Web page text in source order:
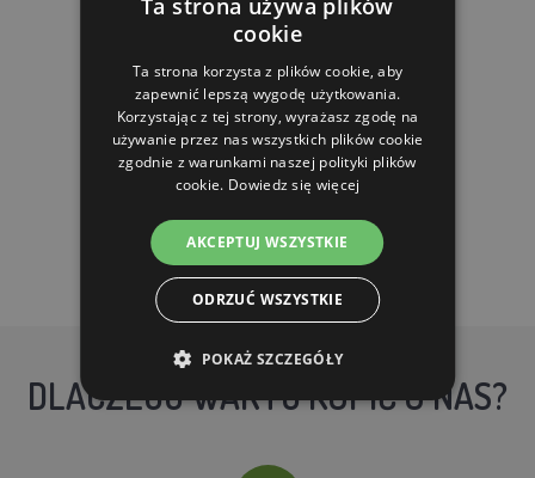
1,240.95 zl
653.13 zl
W MAGAZYNIE
DO KOSZYKA
DLACZEGO WARTO KUPIĆ U NAS?
cookie
Ta strona korzysta z plików cookie, aby
zapewnić lepszą wygodę użytkowania.
Korzystając z tej strony, wyrażasz zgodę na
używanie przez nas wszystkich plików cookie
zgodnie z warunkami naszej polityki plików
cookie. Dowiedz się więcej
AKCEPTUJ WSZYSTKIE
ODRZUĆ WSZYSTKIE
POKAŻ SZCZEGÓŁY